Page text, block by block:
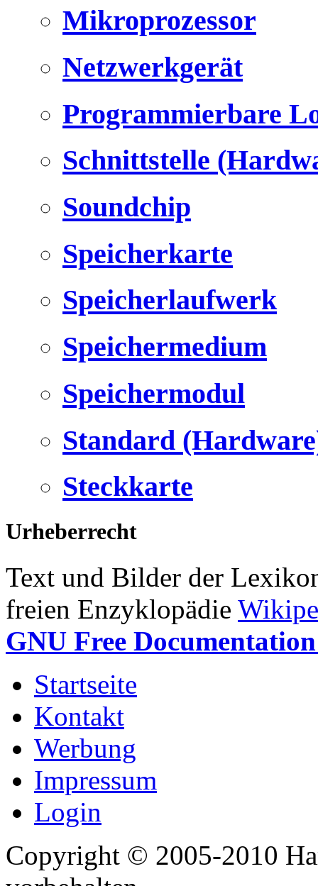
Mikroprozessor
Netzwerkgerät
Programmierbare
Schnittstelle
Soundchip
Speicherkarte
Speicherlaufwerk
Speichermedium
Speichermodul
Standard
Steckkarte
Urheberrecht
Text und Bilder der
freien Enzyklopädie
GNU Free
Startseite
Kontakt
Werbung
Impressum
Login
Copyright © 2005-2010